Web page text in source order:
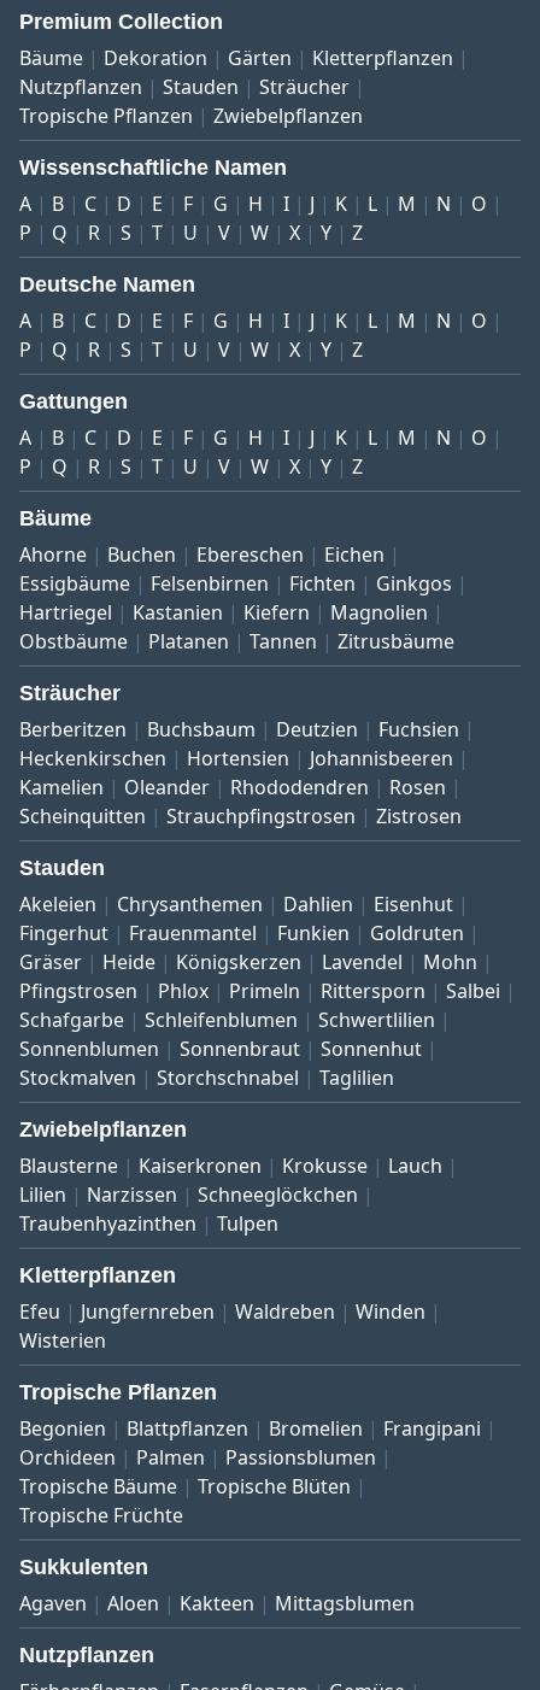
Premium Collection
Bäume Dekoration Gärten
Kletterpflanzen
Nutzpflanzen
Stauden
Sträucher
Tropische Pflanzen
Zwiebelpflanzen
Wissenschaftliche Namen
A B C D E F G H I J K L M N
O
P
Q R S T U V W X Y Z
Deutsche Namen
A B C D E F G H I J K L M N
O
P
Q R S T U V W X Y Z
Gattungen
A B C D E F G H I J K L M N
O
P
Q R S T U V W X Y Z
Bäume
Ahorne Buchen Ebereschen
Eichen
Essigbäume
Felsenbirnen Fichten
Ginkgos
Hartriegel
Kastanien Kiefern
Magnolien
Obstbäume
Platanen Tannen Zitrusbäume
Sträucher
Berberitzen Buchsbaum Deutzien
Fuchsien
Heckenkirschen
Hortensien
Johannisbeeren
Kamelien
Oleander Rhododendren
Rosen
Scheinquitten
Strauchpfingstrosen Zistrosen
Stauden
Akeleien Chrysanthemen Dahlien
Eisenhut
Fingerhut
Frauenmantel Funkien
Goldruten
Gräser
Heide Königskerzen Lavendel
Mohn
Pfingstrosen
Phlox Primeln Rittersporn
Salbei
Schafgarbe
Schleifenblumen
Schwertlilien
Sonnenblumen
Sonnenbraut
Sonnenhut
Stockmalven
Storchschnabel Taglilien
Zwiebelpflanzen
Blausterne Kaiserkronen Krokusse
Lauch
Lilien
Narzissen
Schneeglöckchen
Traubenhyazinthen
Tulpen
Kletterpflanzen
Efeu Jungfernreben Waldreben
Winden
Wisterien
Tropische Pflanzen
Begonien Blattpflanzen Bromelien
Frangipani
Orchideen
Palmen
Passionsblumen
Tropische Bäume
Tropische Blüten
Tropische Früchte
Sukkulenten
Agaven Aloen Kakteen Mittagsblumen
Nutzpflanzen